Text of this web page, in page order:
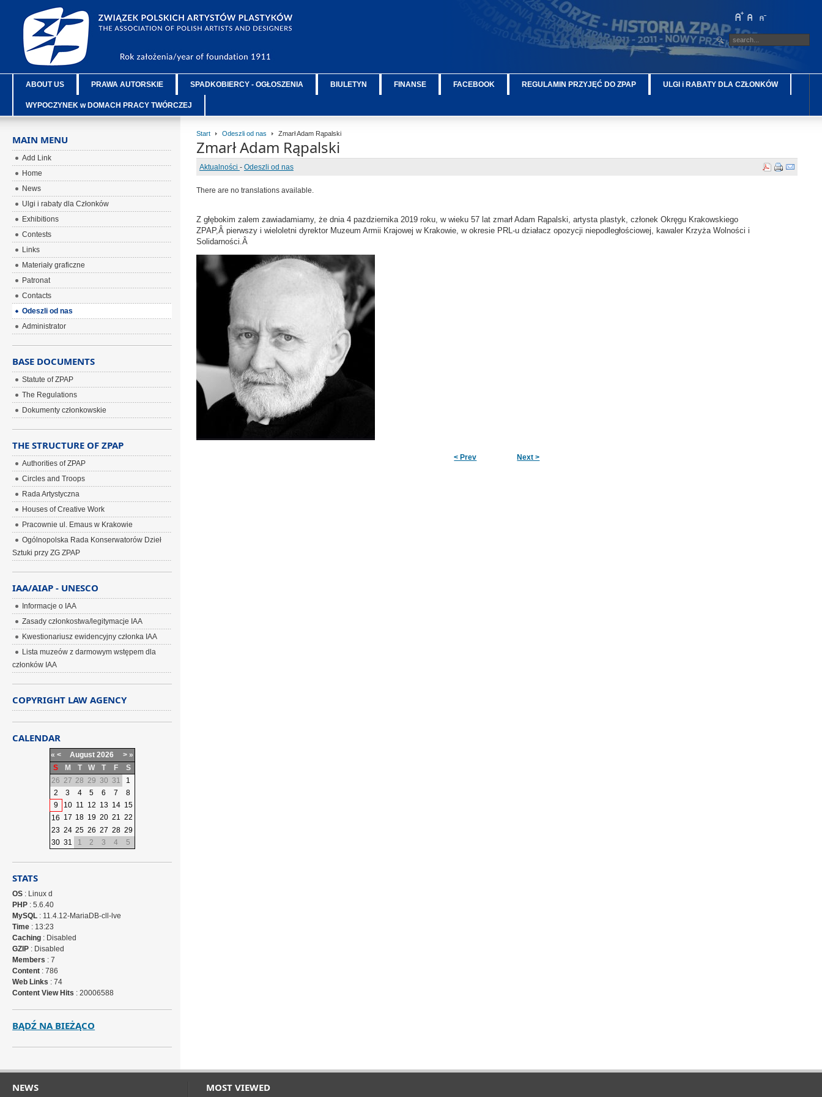
ABOUT US PRAWA AUTORSKIE SPADKOBIERCY - OGŁOSZENIA BIULETYN FINANSE FACEBOOK REGULAMIN PRZYJĘĆ DO ZPAP ULGI i RABATY DLA CZŁONKÓW
WYPOCZYNEK w DOMACH PRACY TWÓRCZEJ
Start Odeszli od nas Zmarł Adam Rąpalski
Zmarł Adam Rąpalski
Aktualności - Odeszli od nas
There are no translations available.
Z głębokim zalem zawiadamiamy, że dnia 4 pazdziernika 2019 roku, w wieku 57 lat zmarł Adam Rąpalski, artysta plastyk, członek Okręgu Krakowskiego
ZPAP,Â pierwszy i wieloletni dyrektor Muzeum Armii Krajowej w Krakowie, w okresie PRL-u działacz opozycji niepodległościowej, kawaler Krzyża Wolności i
Solidarności.Â
< Prev Next >
MAIN MENU
Add Link
Home
News
Ulgi i rabaty dla Członków
Exhibitions
Contests
Links
Materiały graficzne
Patronat
Contacts
Odeszli od nas
Administrator
BASE DOCUMENTS
Statute of ZPAP
The Regulations
Dokumenty członkowskie
THE STRUCTURE OF ZPAP
Authorities of ZPAP
Circles and Troops
Rada Artystyczna
Houses of Creative Work
Pracownie ul. Emaus w Krakowie
Ogólnopolska Rada Konserwatorów Dzieł
Sztuki przy ZG ZPAP
IAA/AIAP - UNESCO
Informacje o IAA
Zasady członkostwa/legitymacje IAA
Kwestionariusz ewidencyjny członka IAA
Lista muzeów z darmowym wstępem dla
członków IAA
COPYRIGHT LAW AGENCY
CALENDAR
« < August 2026 > »
S
M T W T F
S
26 27 28 29 30 31
1
2
3 4 5 6 7
8
9
10 11 12 13 14 15
16 17 18 19 20 21 22
23 24 25 26 27 28 29
30 31 1 2 3 4 5
STATS
OS : Linux d
PHP : 5.6.40
MySQL : 11.4.12-MariaDB-cll-lve
Time : 13:23
Caching : Disabled
GZIP : Disabled
Members : 7
Content : 786
Web Links : 74
Content View Hits : 20006588
BĄDŹ NA BIEŻĄCO
NEWS MOST VIEWED